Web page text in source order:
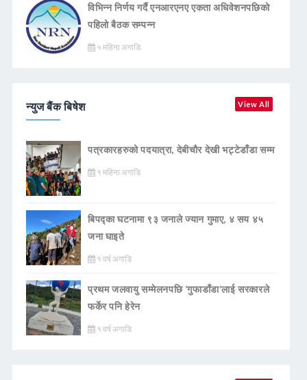
विभिन्न निर्णय गर्दै एनआरएनए एकता अधिवेशनपछिको
पहिलो बैठक सम्पन्न
५ महिना अगाडि
न्युज बैंक बिषेश View All
पत्रकारहरुको पदयात्रा, देबीचौर देखी भट्टेडाँडा सम्म
१ महिना अगाडि
बिपद्का घटनामा ९३ जनाले ज्यान गुमाए, ४ सय ४५
जना घाइते
१ वर्ष अगाडि
प्रथम जलवायु सम्मेलनपछि ‘गुफाडाँडा’लाई सरकारले
फर्केर पनि हेरेन
१ वर्ष अगाडि